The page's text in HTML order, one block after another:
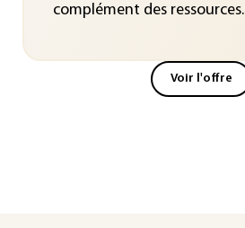
complément des ressources.
Voir l'offre